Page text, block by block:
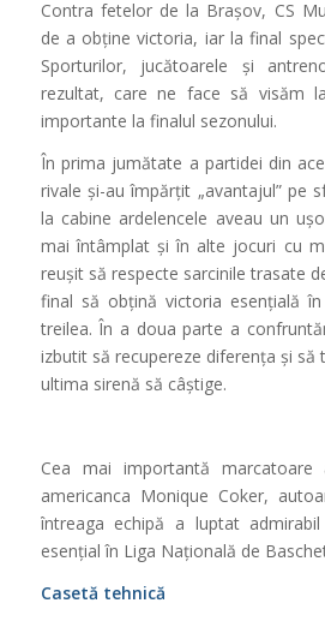
Contra fetelor de la Brașov, CS
de a obține victoria, iar la final
Sporturilor, jucătoarele și
rezultat, care ne face să visăm
importante la finalul sezonului.
În prima jumătate a partidei din
rivale și-au împărțit „avantajul” pe
la cabine ardelencele aveau un
mai întâmplat și în alte jocuri cu
reușit să respecte sarcinile trasate
final să obțină victoria esențială
treilea. În a doua parte a
izbutit să recupereze diferența și să
ultima sirenă să câștige.
Cea mai importantă
americanca Monique Coker,
întreaga echipă a luptat
esențial în Liga Națională de
Casetă tehnică